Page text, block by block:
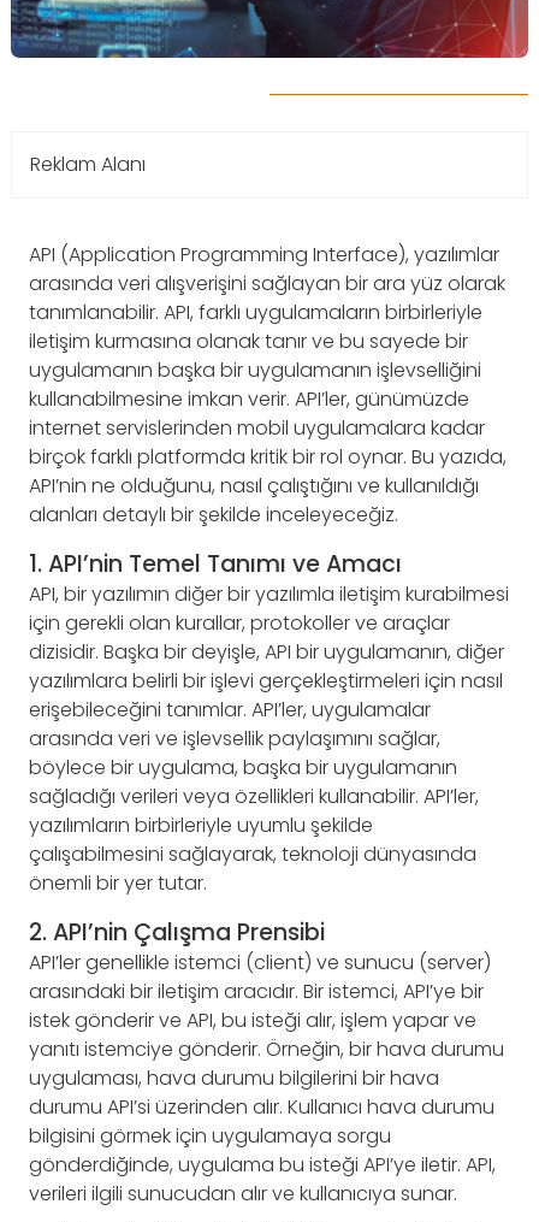
Reklam Alanı
API (Application Programming Interface), yazılımlar
arasında veri alışverişini sağlayan bir ara yüz olarak
tanımlanabilir. API, farklı uygulamaların birbirleriyle
iletişim kurmasına olanak tanır ve bu sayede bir
uygulamanın başka bir uygulamanın işlevselliğini
kullanabilmesine imkan verir. API’ler, günümüzde
internet servislerinden mobil uygulamalara kadar
birçok farklı platformda kritik bir rol oynar. Bu yazıda,
API’nin ne olduğunu, nasıl çalıştığını ve kullanıldığı
alanları detaylı bir şekilde inceleyeceğiz.
1. API’nin Temel Tanımı ve Amacı
API, bir yazılımın diğer bir yazılımla iletişim kurabilmesi
için gerekli olan kurallar, protokoller ve araçlar
dizisidir. Başka bir deyişle, API bir uygulamanın, diğer
yazılımlara belirli bir işlevi gerçekleştirmeleri için nasıl
erişebileceğini tanımlar. API’ler, uygulamalar
arasında veri ve işlevsellik paylaşımını sağlar,
böylece bir uygulama, başka bir uygulamanın
sağladığı verileri veya özellikleri kullanabilir. API’ler,
yazılımların birbirleriyle uyumlu şekilde
çalışabilmesini sağlayarak, teknoloji dünyasında
önemli bir yer tutar.
2. API’nin Çalışma Prensibi
API’ler genellikle istemci (client) ve sunucu (server)
arasındaki bir iletişim aracıdır. Bir istemci, API’ye bir
istek gönderir ve API, bu isteği alır, işlem yapar ve
yanıtı istemciye gönderir. Örneğin, bir hava durumu
uygulaması, hava durumu bilgilerini bir hava
durumu API’si üzerinden alır. Kullanıcı hava durumu
bilgisini görmek için uygulamaya sorgu
gönderdiğinde, uygulama bu isteği API’ye iletir. API,
verileri ilgili sunucudan alır ve kullanıcıya sunar.